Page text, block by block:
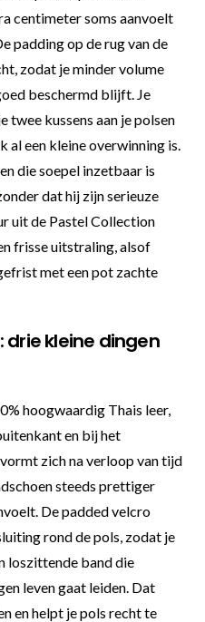
centimeter soms aanvoelt
padding op de rug van de
zodat je minder volume
beschermd blijft. Je
twee kussens aan je polsen
al een kleine overwinning is.
die soepel inzetbaar is
dat hij zijn serieuze
uit de Pastel Collection
frisse uitstraling, alsof
met een pot zachte
drie kleine dingen
hoogwaardig Thais leer,
en bij het
zich na verloop van tijd
steeds prettiger
De padded velcro
rond de pols, zodat je
loszittende band die
leven gaat leiden. Dat
en helpt je pols recht te